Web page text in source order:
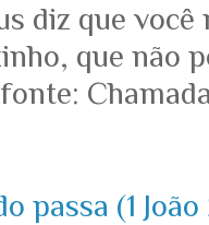
diz que você
que não
passa (1 João